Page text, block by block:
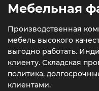
Мебельная
Производственная
мебель высокого
выгодно работать.
клиенту. Складская
политика,
клиентами.